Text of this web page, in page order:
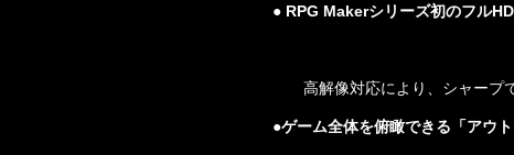
● RPG Makerシリーズ初のフル
高解像対応により、シャープ
●ゲーム全体を俯瞰できる「アウ